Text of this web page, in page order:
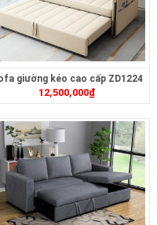
giường kéo cao cấp ZD1224
12,500,000₫